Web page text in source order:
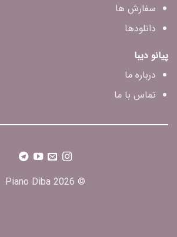
سفارش ها
دانلودها
پیانو دیبا
درباره ما
تماس با ما
© 2026 Piano Diba